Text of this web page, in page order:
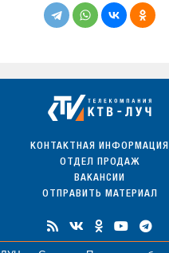
КОНТАКТНАЯ ИНФОРМАЦИЯ
ОТДЕЛ ПРОДАЖ
ВАКАНСИИ
ОТПРАВИТЬ МАТЕРИАЛ